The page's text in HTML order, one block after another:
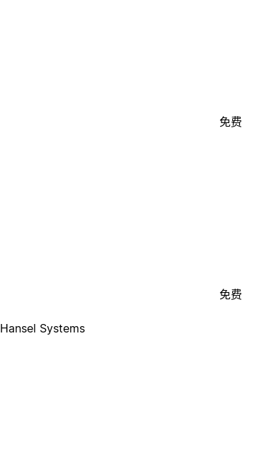
免费
Hansel Systems
免费